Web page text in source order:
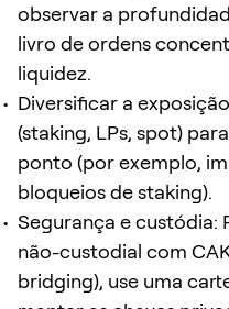
observar a
livro de ordens
liquidez.
Diversificar a
(staking, LPs, spot)
ponto (por exemplo,
bloqueios de staking).
Segurança e custódia:
não-custodial com
bridging), use uma